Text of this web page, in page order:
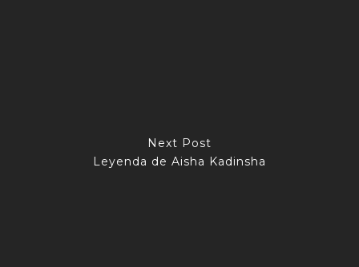
Next Post
Leyenda de Aisha Kadinsha